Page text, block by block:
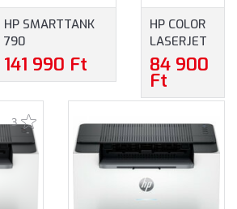
HP SMARTTANK
790
MULTIFUNKCIÓS
TINTASUGARAS
(4WF66A)
141 990 Ft
HP COLOR
LASERJET
PRO
150NW
NYOMTATÓ
(4ZB95A)
84 900
Ft
3